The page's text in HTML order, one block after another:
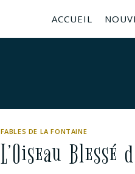
ACCUEIL
FABLES DE LA FONTAINE
L’Oiseau Blessé